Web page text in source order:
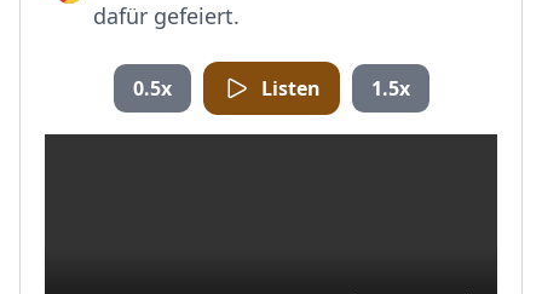
dafür gefeiert.
0.5x Listen 1.5x